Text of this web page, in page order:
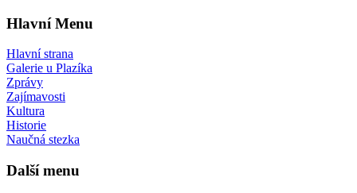
Hlavní Menu
Hlavní strana
Galerie u Plazíka
Zprávy
Zajímavosti
Kultura
Historie
Naučná stezka
Další menu